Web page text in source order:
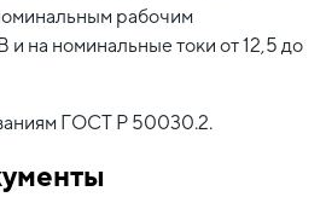
рабочим
на номинальные токи от 12,5 до
ГОСТ Р 50030.2.